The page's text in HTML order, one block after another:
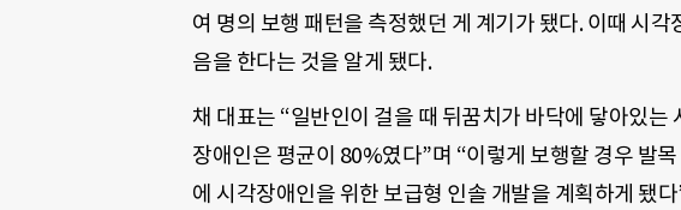
여 명의 보행 패턴을 측정했던 게 계기가 됐다. 이때 시
음을 한다는 것을 알게 됐다.
채 대표는 “일반인이 걸을 때 뒤꿈치가 바닥에 닿아있
장애인은 평균이 80%였다”며 “이렇게 보행할 경우 발
에 시각장애인을 위한 보급형 인솔 개발을 계획하게 됐